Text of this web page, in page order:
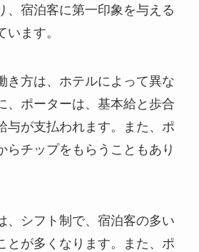
、宿泊客に第一印象を与える
ます。
き方は、ホテルによって異な
、ポーターは、基本給と歩合
与が支払われます。また、ポ
らチップをもらうこともあり
、シフト制で、宿泊客の多い
が多くなります。
また、ポ